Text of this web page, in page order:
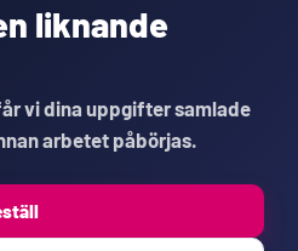
liknande
vi dina uppgifter samlade
arbetet påbörjas.